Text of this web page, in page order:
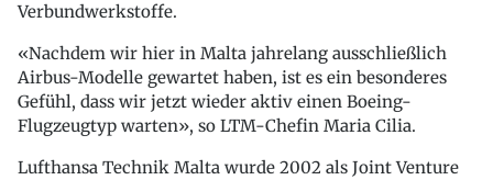
Verbundwerkstoffe.
«Nachdem wir hier in Malta jahrelang ausschließlich
Airbus-Modelle gewartet haben, ist es ein besonderes
Gefühl, dass wir jetzt wieder aktiv einen Boeing-
Flugzeugtyp warten», so LTM-Chefin Maria Cilia.
Lufthansa Technik Malta wurde 2002 als Joint Venture